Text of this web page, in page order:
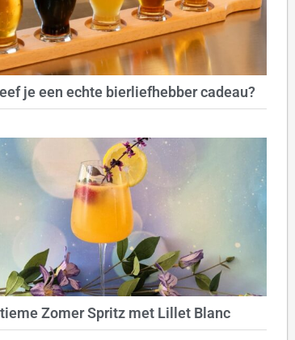
je een echte bierliefhebber cadeau?
Zomer Spritz met Lillet Blanc